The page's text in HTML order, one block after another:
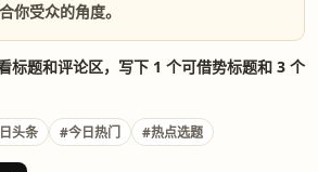
你受众的角度。
标题和评论区，写下 1 个可借势标题和 3 个
头条 #今日热门 #热点选题